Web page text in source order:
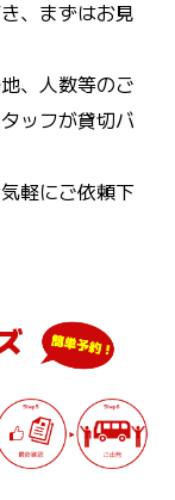
、まずはお見
、人数等のご
ッフが貸切バ
軽にご依頼下